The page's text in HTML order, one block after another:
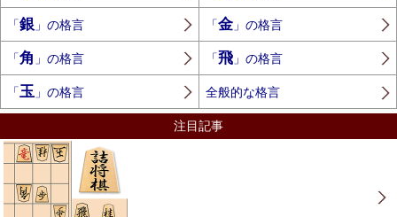
「銀 」の格言 「金」の格言
「角 」の格言 「飛」の格言
「玉 」の格言 全般的な格言
注目記事